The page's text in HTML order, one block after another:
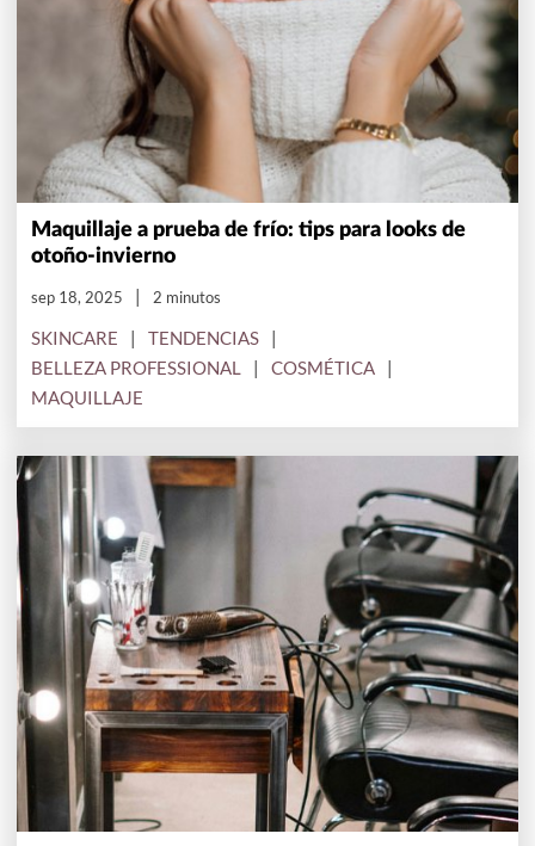
Maquillaje a prueba de frío: tips para looks de
otoño-invierno
sep 18, 2025 2 minutos
SKINCARE
TENDENCIAS
BELLEZA PROFESSIONAL
COSMÉTICA
MAQUILLAJE